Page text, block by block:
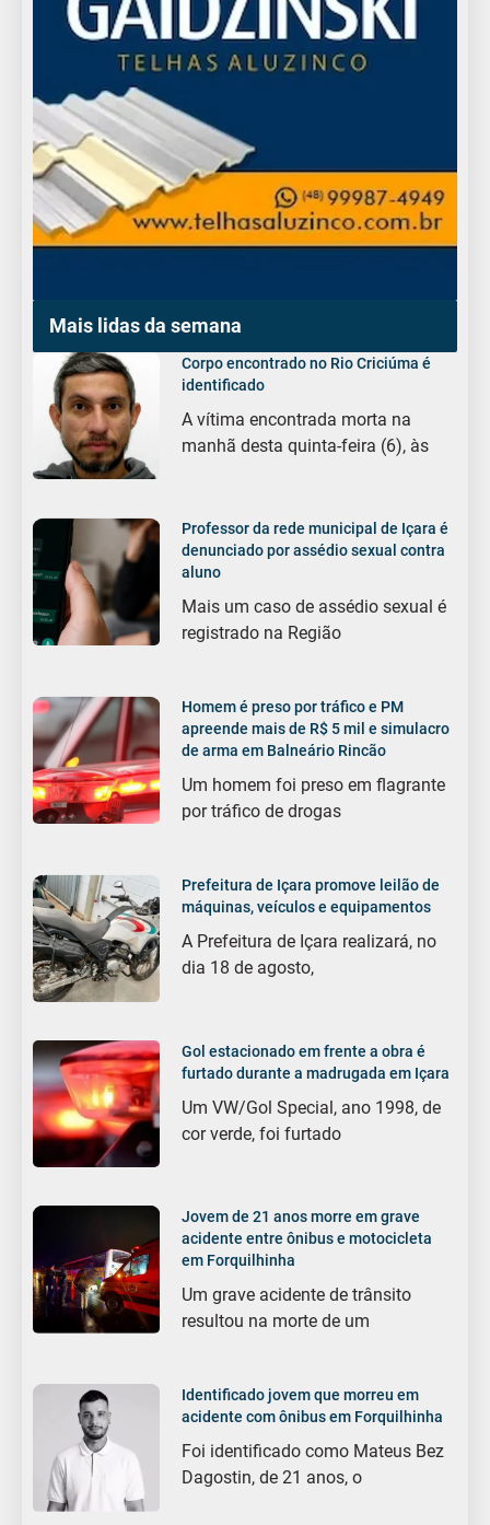
Mais lidas da semana
Corpo encontrado no Rio Criciúma é
identificado
A vítima encontrada morta na
manhã desta quinta-feira (6), às
Professor da rede municipal de Içara é
denunciado por assédio sexual contra
aluno
Mais um caso de assédio sexual é
registrado na Região
Homem é preso por tráfico e PM
apreende mais de R$ 5 mil e simulacro
de arma em Balneário Rincão
Um homem foi preso em flagrante
por tráfico de drogas
Prefeitura de Içara promove leilão de
máquinas, veículos e equipamentos
A Prefeitura de Içara realizará, no
dia 18 de agosto,
Gol estacionado em frente a obra é
furtado durante a madrugada em Içara
Um VW/Gol Special, ano 1998, de
cor verde, foi furtado
Jovem de 21 anos morre em grave
acidente entre ônibus e motocicleta
em Forquilhinha
Um grave acidente de trânsito
resultou na morte de um
Identificado jovem que morreu em
acidente com ônibus em Forquilhinha
Foi identificado como Mateus Bez
Dagostin, de 21 anos, o